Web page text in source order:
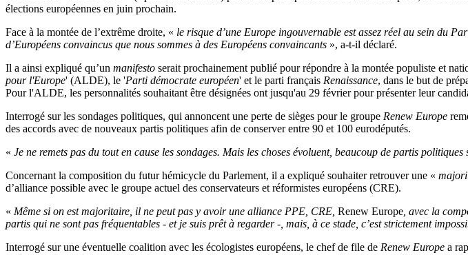
élections européennes en juin prochain.
Face à la montée de l’extrême droite, « le risque d’une Europe ingouvernable est assez réel au sein du
d’Européens convaincus que nous sommes à des Européens convaincants », a-t-il déclaré.
Il a ainsi expliqué qu’un manifesto serait prochainement publié pour répondre à la montée populiste et
pour l'Europe' (ALDE), le 'Parti démocrate européen' et le parti français Renaissance, dans le but de
Pour l'ALDE, les personnalités souhaitant être désignées ont jusqu'au 29 février pour présenter leur
Interrogé sur les sondages politiques, qui annoncent une perte de sièges pour le groupe Renew Europe
des accords avec de nouveaux partis politiques afin de conserver entre 90 et 100 eurodéputés.
« Je ne remets pas du tout en cause les sondages. Mais les choses évoluent, beaucoup de partis
Concernant la composition du futur hémicycle du Parlement, il a expliqué souhaiter retrouver une «
d’alliance possible avec le groupe actuel des conservateurs et réformistes européens (CRE).
« Même si on est majoritaire, il ne peut pas y avoir une alliance PPE, CRE, Renew Europe , avec la
partis qui ne sont pas fréquentables - et je suis prêt à regarder -, mais, à ce stade, c’est strictement
Interrogé sur une éventuelle coalition avec les écologistes européens, le chef de file de Renew Europe a